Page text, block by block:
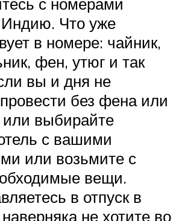
Индию. Что уже
в номере: чайник,
фен, утюг и так
вы и дня не
без фена или
или выбирайте
с вашими
или возьмите с
вещи.
в отпуск в
не хотите во